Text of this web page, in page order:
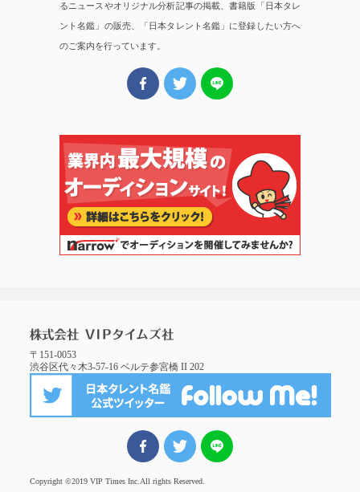
るニュースやオリジナル分析記事の掲載、書籍版「日本タレ
ント名鑑」の販売、「日本タレント名鑑」に登録したい方へ
のご案内を行っています。
〒151-0053
渋谷区代々木3-57-16 ベルテ参宮橋 II 202
FBでシェアツイート
Copyright ©2019 VIP Times Inc. All rights Reserved.